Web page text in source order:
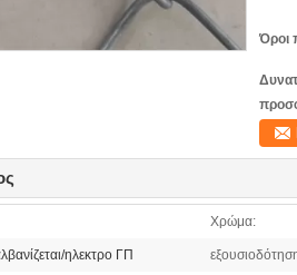
Όροι
Χρώμα:
ηλεκτρο ΓΠ